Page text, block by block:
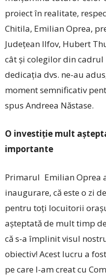
proiect în realitate,
Chitila, Emilian Oprea,
Județean Ilfov, Hubert
cât și colegilor din
dedicația dvs. ne-au
moment semnificativ
spus Andreea Năstase.
O investiție mult
importante
Primarul Emilian Oprea
inaugurare, că este o zi
pentru toți locuitorii
așteptată de mult timp
că s-a împlinit visul
obiectiv! Acest lucru a
pe care l-am creat cu